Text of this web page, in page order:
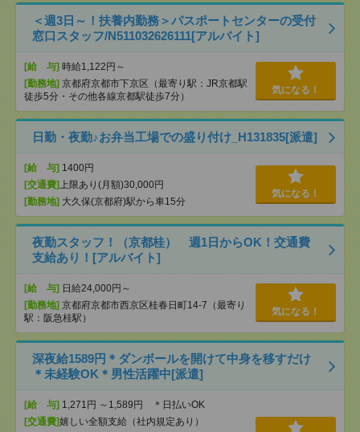
＜週3日～！扶養内勤務＞パスポートセンターの受付
窓口スタッフ/N511032626111[アルバイト]
[給 与] 時給1,122円～
[勤務地] 京都府京都市下京区（最寄り駅：JR京都駅
徒歩5分・その他各線京都駅徒歩7分）
気になる！
日勤・夜勤♪お弁当工場での盛り付け_H131835[派遣]
[給 与] 1400円
[交通費] 上限あり(月額)30,000円
[勤務地] 大久保(京都府)駅から車15分
気になる！
夜勤スタッフ！（京都桂） 週1日からOK！交通費
支給あり！[アルバイト]
[給 与] 日給24,000円～
[勤務地] 京都府京都市西京区桂春日町14-7（最寄り
駅：阪急桂駅）
気になる！
深夜給1589円＊ダンボールを開けて中身を移すだけ
＊未経験OK＊男性活躍中[派遣]
[給 与] 1,271円 ～1,589円 ＊日払いOK
[交通費]嬉しい全額支給（社内規定あり）